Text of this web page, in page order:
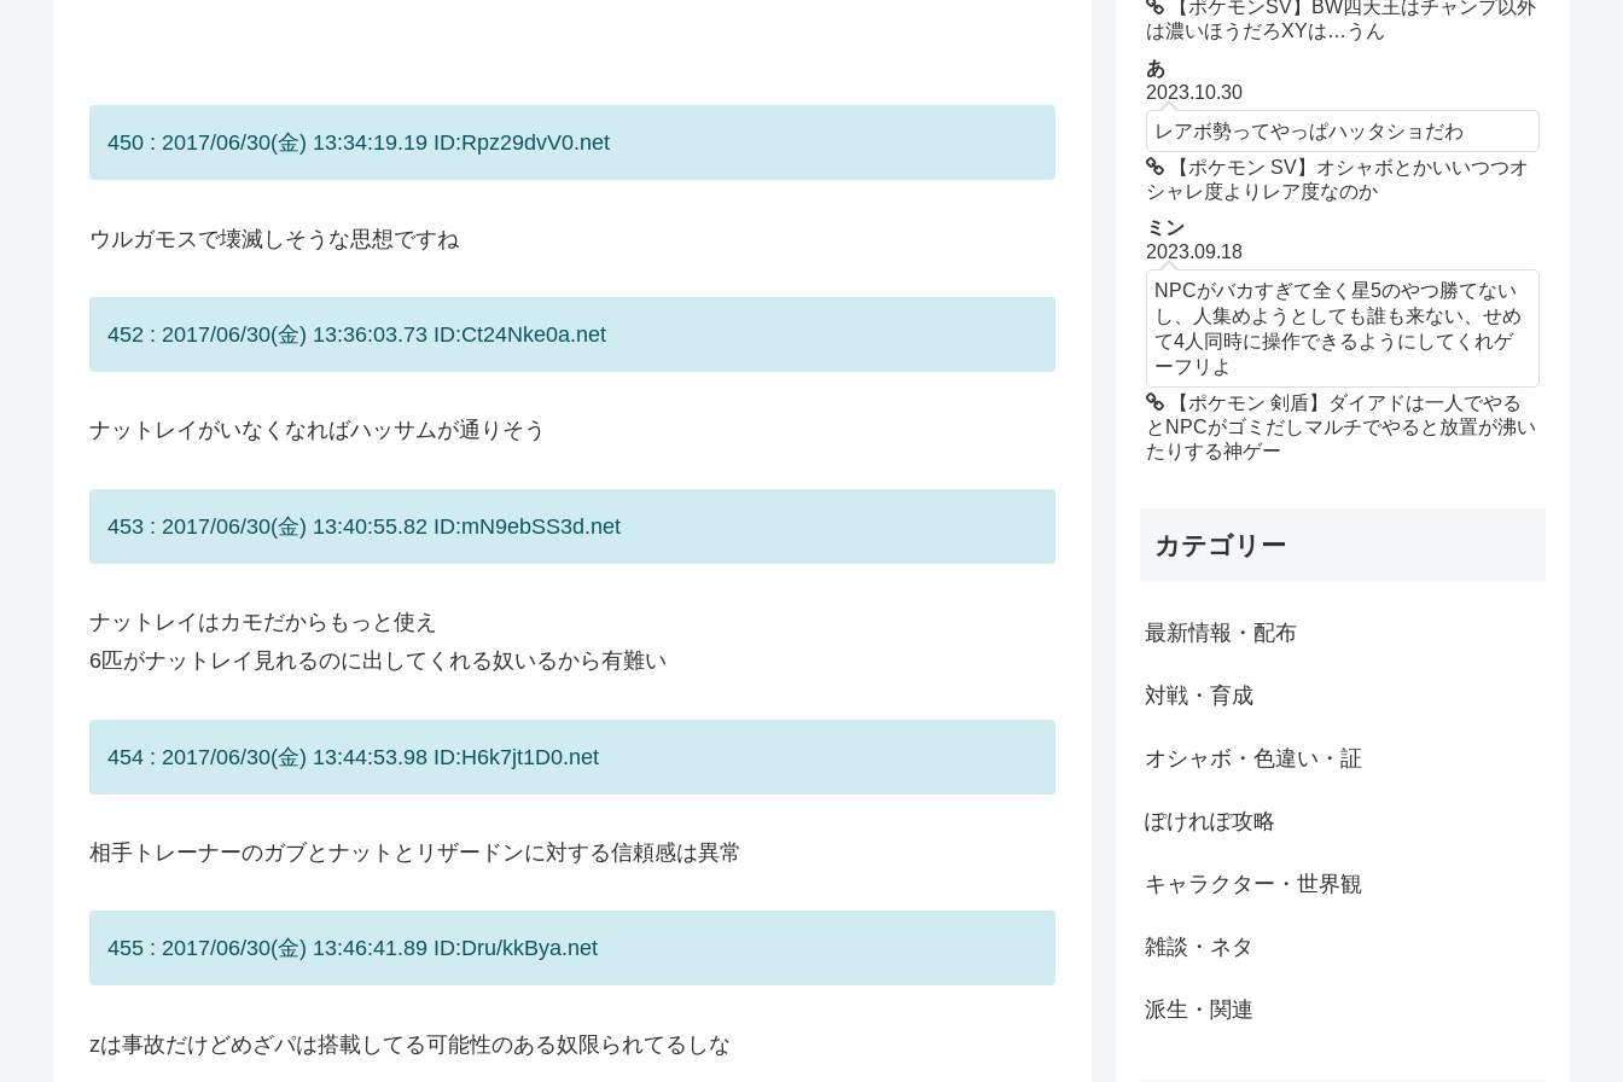
450 : 2017/06/30(金) 13:34:19.19 ID:Rpz29dvV0.net
ウルガモスで壊滅しそうな思想ですね
452 : 2017/06/30(金) 13:36:03.73 ID:Ct24Nke0a.net
ナットレイがいなくなればハッサムが通りそう
453 : 2017/06/30(金) 13:40:55.82 ID:mN9ebSS3d.net
ナットレイはカモだからもっと使え
6匹がナットレイ見れるのに出してくれる奴いるから有難い
454 : 2017/06/30(金) 13:44:53.98 ID:H6k7jt1D0.net
相手トレーナーのガブとナットとリザードンに対する信頼感は異常
455 : 2017/06/30(金) 13:46:41.89 ID:Dru/kkBya.net
zは事故だけどめざパは搭載してる可能性のある奴限られてるしな
【ポケモンSV】BW四天王はチャンプ以外
は濃いほうだろXYは…うん
あ
2023.10.30
レアボ勢ってやっぱハッタショだわ
【ポケモン SV】オシャボとかいいつつオ
シャレ度よりレア度なのか
ミン
2023.09.18
NPCがバカすぎて全く星5のやつ勝てない
し、人集めようとしても誰も来ない、せめ
て4人同時に操作できるようにしてくれゲ
ーフリよ
【ポケモン 剣盾】ダイアドは一人でやる
とNPCがゴミだしマルチでやると放置が沸い
たりする神ゲー
カテゴリー
最新情報・配布
対戦・育成
オシャボ・色違い・証
ぽけれぽ攻略
キャラクター・世界観
雑談・ネタ
派生・関連